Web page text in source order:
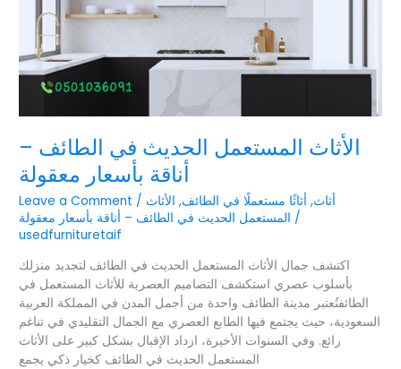
الأثاث المستعمل الحديث في الطائف –
أناقة بأسعار معقولة
Leave a Comment / أثاث, أثاثًا مستعملًا في الطائف, الأثاث
المستعمل الحديث في الطائف – أناقة بأسعار معقولة /
usedfurnituretaif
اكتشف جمال الأثاث المستعمل الحديث في الطائف لتجديد منزلك
بأسلوب عصري استكشف التصاميم العصرية للأثاث المستعمل في
الطائفتُعتبر مدينة الطائف واحدة من أجمل المدن في المملكة العربية
السعودية، حيث يجتمع فيها الطابع العصري مع الجمال التقليدي في تناغم
رائع. وفي السنوات الأخيرة، ازداد الإقبال بشكل كبير على الأثاث
المستعمل الحديث في الطائف كخيار ذكي يجمع
بأسعار
معقولة